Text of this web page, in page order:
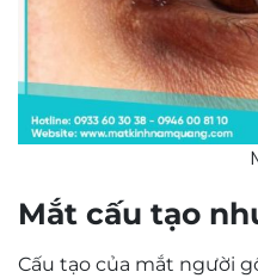
Mắt cấu tạo
Cấu tạo của mắt người